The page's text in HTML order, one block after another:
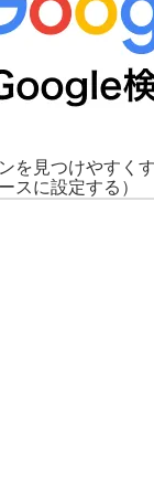
を見つけやすく
スに設定する）